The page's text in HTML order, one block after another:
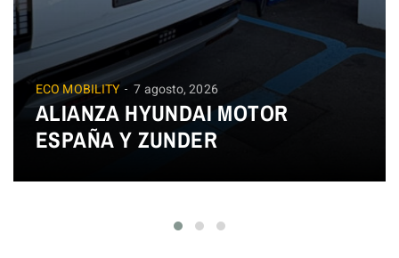
ECO MOBILITY 7 agosto, 2026
ALIANZA HYUNDAI MOTOR
ESPAÑA Y ZUNDER